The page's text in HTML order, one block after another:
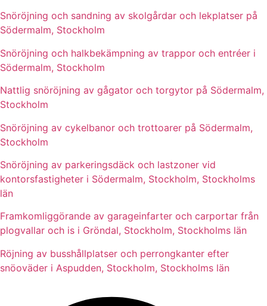
Snöröjning och sandning av skolgårdar och lekplatser på
Södermalm, Stockholm
Snöröjning och halkbekämpning av trappor och entréer i
Södermalm, Stockholm
Nattlig snöröjning av gågator och torgytor på Södermalm,
Stockholm
Snöröjning av cykelbanor och trottoarer på Södermalm,
Stockholm
Snöröjning av parkeringsdäck och lastzoner vid
kontorsfastigheter i Södermalm, Stockholm, Stockholms
län
Framkomliggörande av garageinfarter och carportar från
plogvallar och is i Gröndal, Stockholm, Stockholms län
Röjning av busshållplatser och perrongkanter efter
snöoväder i Aspudden, Stockholm, Stockholms län